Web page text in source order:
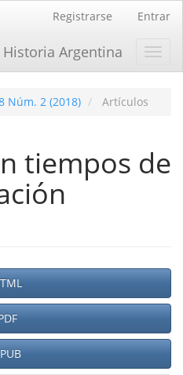
Registrarse Entrar
Argentina
Núm. 2 (2018) Artículos
tiempos de